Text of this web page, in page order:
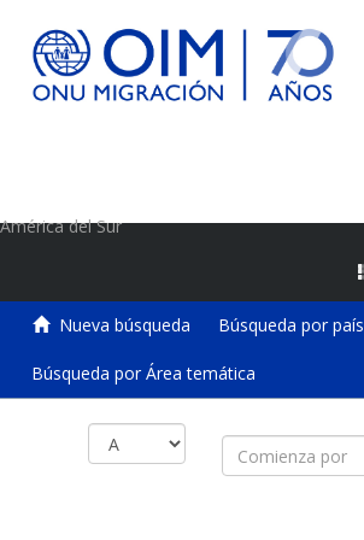
América del Sur
Nueva búsqueda Búsqueda por país
Búsqueda por Área temática